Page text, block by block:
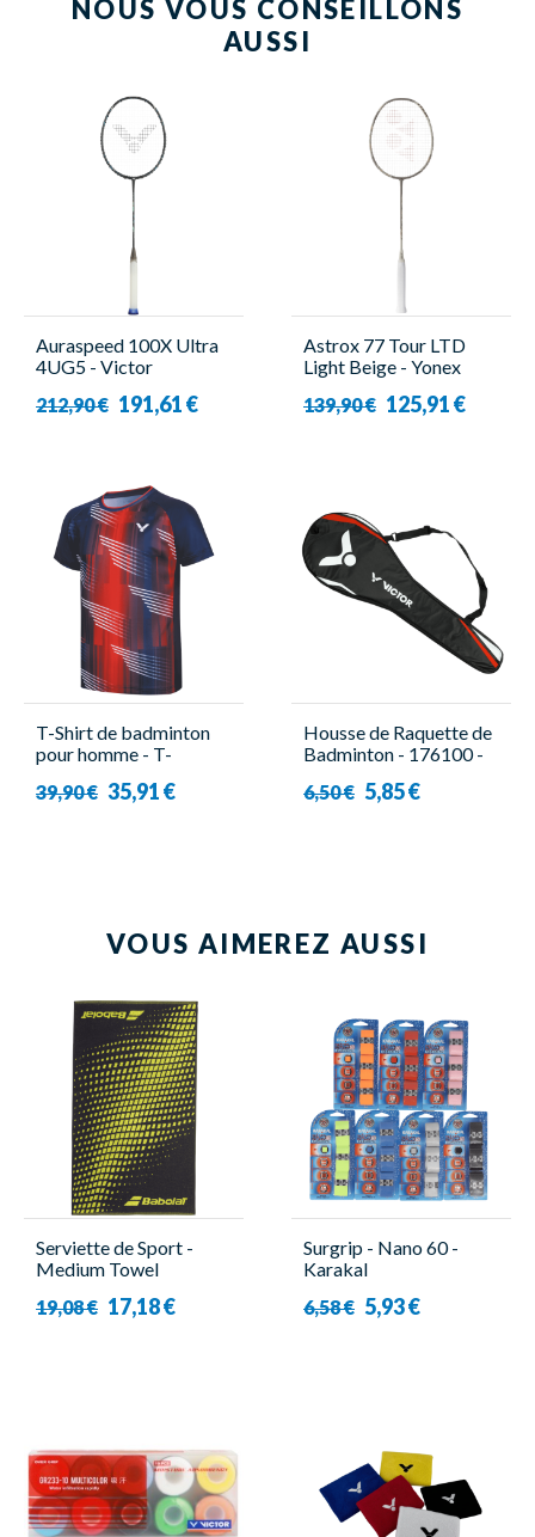
NOUS VOUS CONSEILLONS
AUSSI
Auraspeed 100X Ultra
4UG5 - Victor
212,90 € 191,61 €
Astrox 77 Tour LTD
Light Beige - Yonex
139,90 € 125,91 €
T-Shirt de badminton
pour homme - T-
Victor
39,90 € 35,91 €
Housse de Raquette de
Badminton - 176100 -
6,50 € 5,85 €
VOUS AIMEREZ AUSSI
Serviette de Sport -
Medium Towel
19,08 € 17,18 €
Surgrip - Nano 60 -
Karakal
6,58 € 5,93 €